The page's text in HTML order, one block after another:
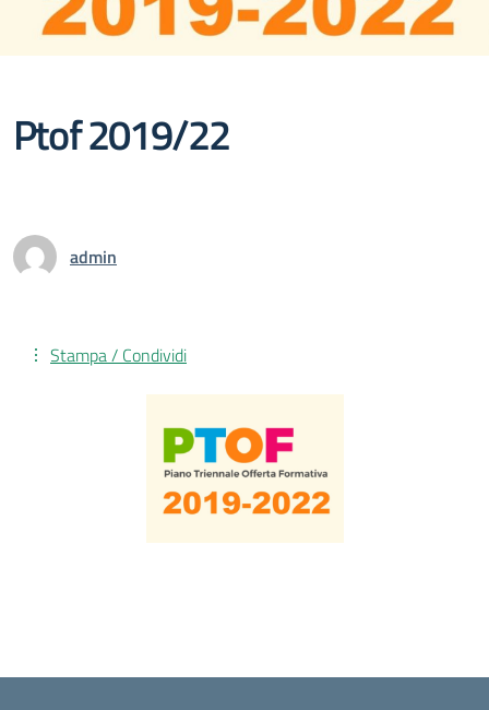
Ptof 2019/22
admin
Stampa / Condividi